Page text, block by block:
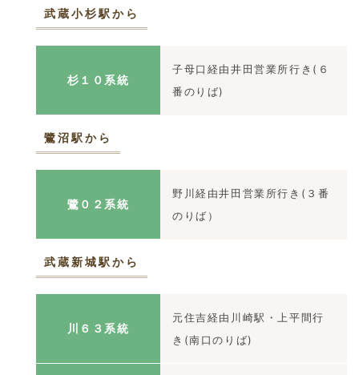
武蔵小杉駅から
杉１０系統
子母口経由井田営業所行き(６
番のりば)
鷺沼駅から
鷺０２系統
野川経由井田営業所行き(３番
のりば）
武蔵新城駅から
川６３系統
元住吉経由川崎駅・上平間行
き(南口のりば)